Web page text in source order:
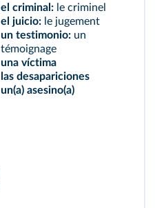
el criminal: le criminel
el juicio: le jugement
un testimonio: un
témoignage
una víctima
las desapariciones
un(a) asesino(a)